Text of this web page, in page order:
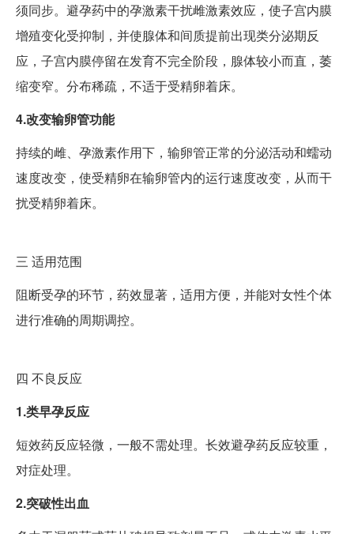
须同步。避孕药中的孕激素干扰雌激素效应，使子宫内膜
增殖变化受抑制，并使腺体和间质提前出现类分泌期反
应，子宫内膜停留在发育不完全阶段，腺体较小而直，萎
缩变窄。分布稀疏，不适于受精卵着床。
4.改变输卵管功能
持续的雌、孕激素作用下，输卵管正常的分泌活动和蠕动
速度改变，使受精卵在输卵管内的运行速度改变，从而干
扰受精卵着床。
三 适用范围
阻断受孕的环节，药效显著，适用方便，并能对女性个体
进行准确的周期调控。
四 不良反应
1.类早孕反应
短效药反应轻微，一般不需处理。长效避孕药反应较重，
对症处理。
2.突破性出血